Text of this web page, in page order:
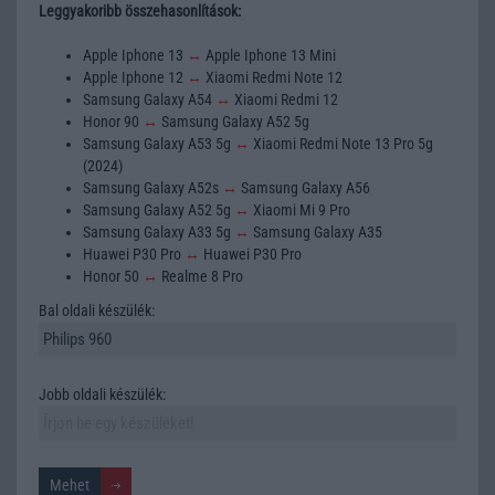
Leggyakoribb összehasonlítások:
Apple Iphone 13 ↔ Apple Iphone 13 Mini
Apple Iphone 12 ↔ Xiaomi Redmi Note 12
Samsung Galaxy A54 ↔ Xiaomi Redmi 12
Honor 90 ↔ Samsung Galaxy A52 5g
Samsung Galaxy A53 5g ↔ Xiaomi Redmi Note 13 Pro 5g
(2024)
Samsung Galaxy A52s ↔ Samsung Galaxy A56
Samsung Galaxy A52 5g ↔ Xiaomi Mi 9 Pro
Samsung Galaxy A33 5g ↔ Samsung Galaxy A35
Huawei P30 Pro ↔ Huawei P30 Pro
Honor 50 ↔ Realme 8 Pro
Bal oldali készülék:
Jobb oldali készülék: